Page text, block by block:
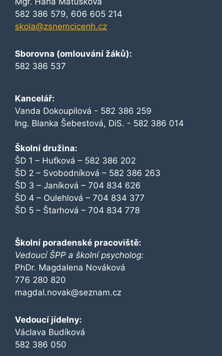
582 386 579, 606 605 214
skola@zsnemcicenh.cz
Sborovna (omlouvání žáků):
582 386 537
Kancelář:
Vanda Dokoupilová - 582 386 259
Ing. Blanka Šebestová, DiS. - 582 386 014
Školní družina:
ŠD 1 – Huťková – 582 386 202
ŠD 2 – Svobodníková – 582 386 263
ŠD 3 – Janíková – 704 834 626
ŠD 4 – Oulehlová – 704 834 377
ŠD 5 – Štarhová – 704 834 778
Školní poradenské pracoviště:
Vedoucí ŠPP a školní psycholog:
PhDr. Magdalena Nováková
776 280 820
magdal.novak@seznam.cz
Vedoucí jídelny:
Václava Budíková
582 386 050